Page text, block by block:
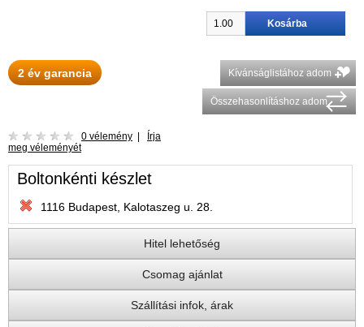
2 év garancia Kívánságlistához adom
Összehasonlításhoz adom
0 vélemény
Írja
meg véleményét
Boltonkénti készlet
1116 Budapest, Kalotaszeg u. 28.
Hitel lehetőség
Csomag ajánlat
Szállítási infok, árak